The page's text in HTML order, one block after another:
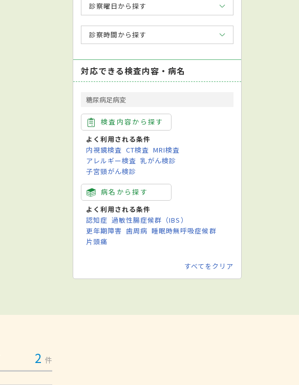
診察曜日から探す
診察時間から探す
対応できる検査内容・病名
糖尿病足病変
検査内容から探す
よく利用される条件
内視鏡検査 CT検査 MRI検査
アレルギー検査 乳がん検診
子宮頸がん検診
病名から探す
よく利用される条件
認知症 過敏性腸症候群（IBS）
更年期障害 歯周病 睡眠時無呼吸症候群
片頭痛
すべてをクリア
2 件